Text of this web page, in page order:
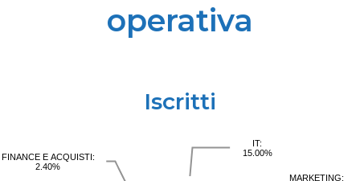
operativa
Iscritti
FINANCE E ACQUISTI:
2.40%
IT:
15.00%
MARKETING: